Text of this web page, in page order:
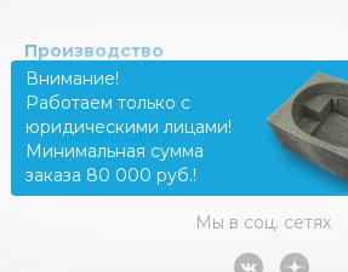
Производство
Мы в соц. сетях
Внимание!
Работаем только с
юридическими лицами!
Минимальная сумма
заказа 80 000 руб.!